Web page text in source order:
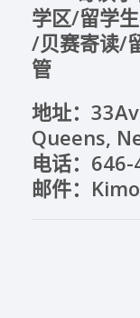
学区/留学生
/贝赛寄读/
管
地址：
Queens,
电话：
邮件：